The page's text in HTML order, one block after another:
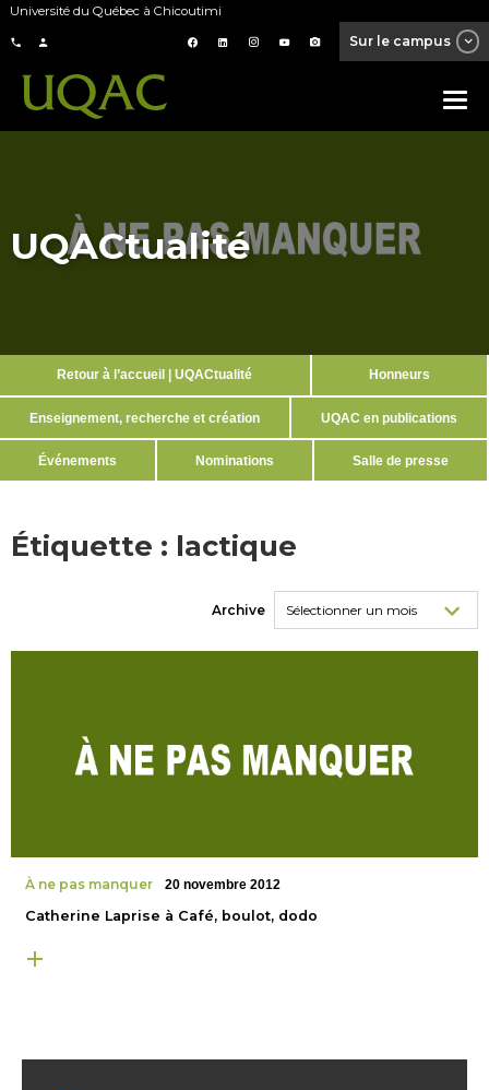
Université du Québec à Chicoutimi
Sur le campus
UQACtualité
Retour à l’accueil | UQACtualité Honneurs
Enseignement, recherche et création UQAC en publications
Événements Nominations Salle de presse
Étiquette : lactique
Archive
À ne pas manquer 20 novembre 2012
Catherine Laprise à Café, boulot, dodo